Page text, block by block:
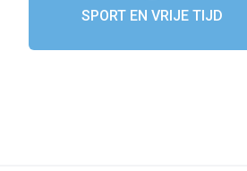
SPORT EN VRIJE TIJD